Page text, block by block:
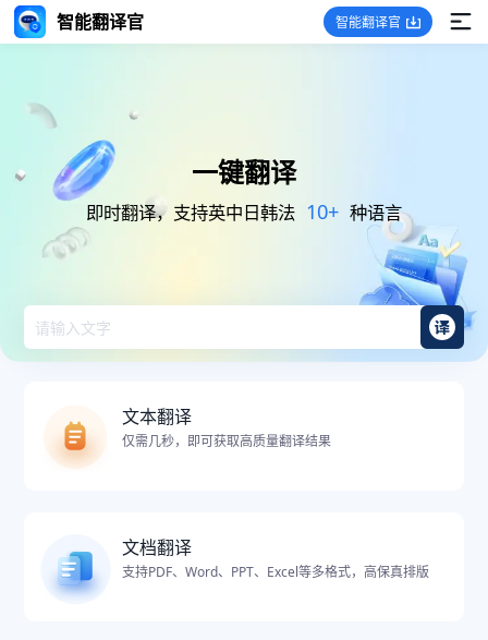
智能翻译官 智能翻译官
一键翻译
即时翻译，支持英中日韩法 10+ 种语言
文本翻译
仅需几秒，即可获取高质量翻译结果
文档翻译
支持PDF、Word、PPT、Excel等多格式，高保真排版